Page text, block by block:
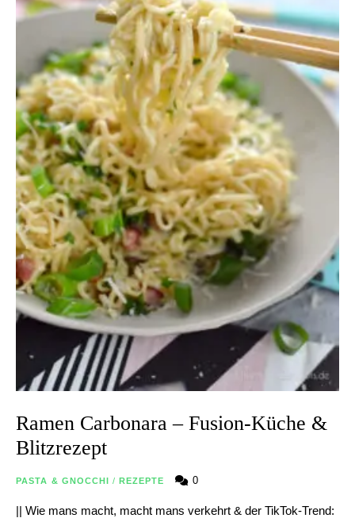
Ramen Carbonara – Fusion-Küche &
Blitzrezept
PASTA & GNOCCHI / REZEPTE 0
|| Wie mans macht, macht mans verkehrt & der TikTok-Trend: